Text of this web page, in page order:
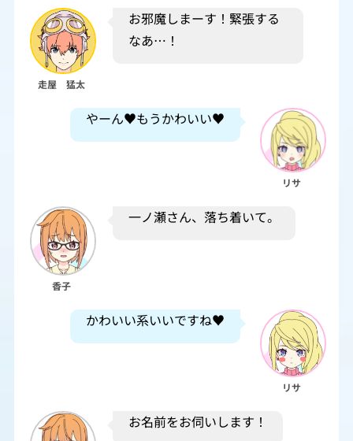
走屋 猛太
お邪魔しまーす！緊張する
なあ…！
やーん♥もうかわいい♥
リサ
香子
一ノ瀬さん、落ち着いて。
かわいい系いいですね♥
リサ
お名前をお伺いします！